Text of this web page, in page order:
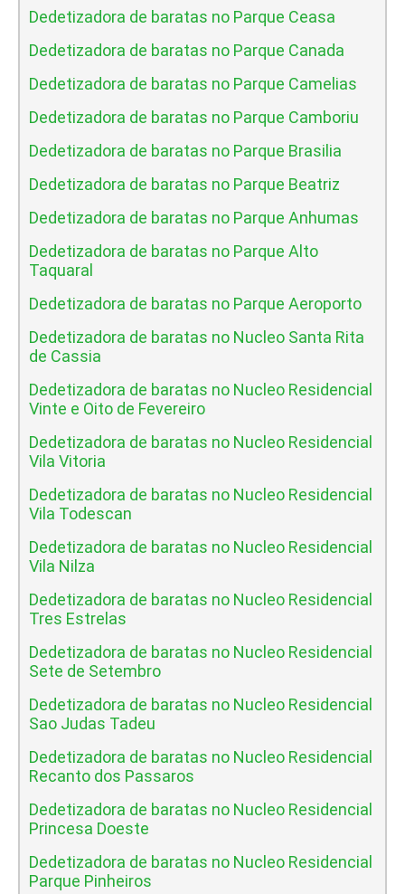
Dedetizadora de baratas no Parque Ceasa
Dedetizadora de baratas no Parque Canada
Dedetizadora de baratas no Parque Camelias
Dedetizadora de baratas no Parque Camboriu
Dedetizadora de baratas no Parque Brasilia
Dedetizadora de baratas no Parque Beatriz
Dedetizadora de baratas no Parque Anhumas
Dedetizadora de baratas no Parque Alto
Taquaral
Dedetizadora de baratas no Parque Aeroporto
Dedetizadora de baratas no Nucleo Santa Rita
de Cassia
Dedetizadora de baratas no Nucleo Residencial
Vinte e Oito de Fevereiro
Dedetizadora de baratas no Nucleo Residencial
Vila Vitoria
Dedetizadora de baratas no Nucleo Residencial
Vila Todescan
Dedetizadora de baratas no Nucleo Residencial
Vila Nilza
Dedetizadora de baratas no Nucleo Residencial
Tres Estrelas
Dedetizadora de baratas no Nucleo Residencial
Sete de Setembro
Dedetizadora de baratas no Nucleo Residencial
Sao Judas Tadeu
Dedetizadora de baratas no Nucleo Residencial
Recanto dos Passaros
Dedetizadora de baratas no Nucleo Residencial
Princesa Doeste
Dedetizadora de baratas no Nucleo Residencial
Parque Pinheiros